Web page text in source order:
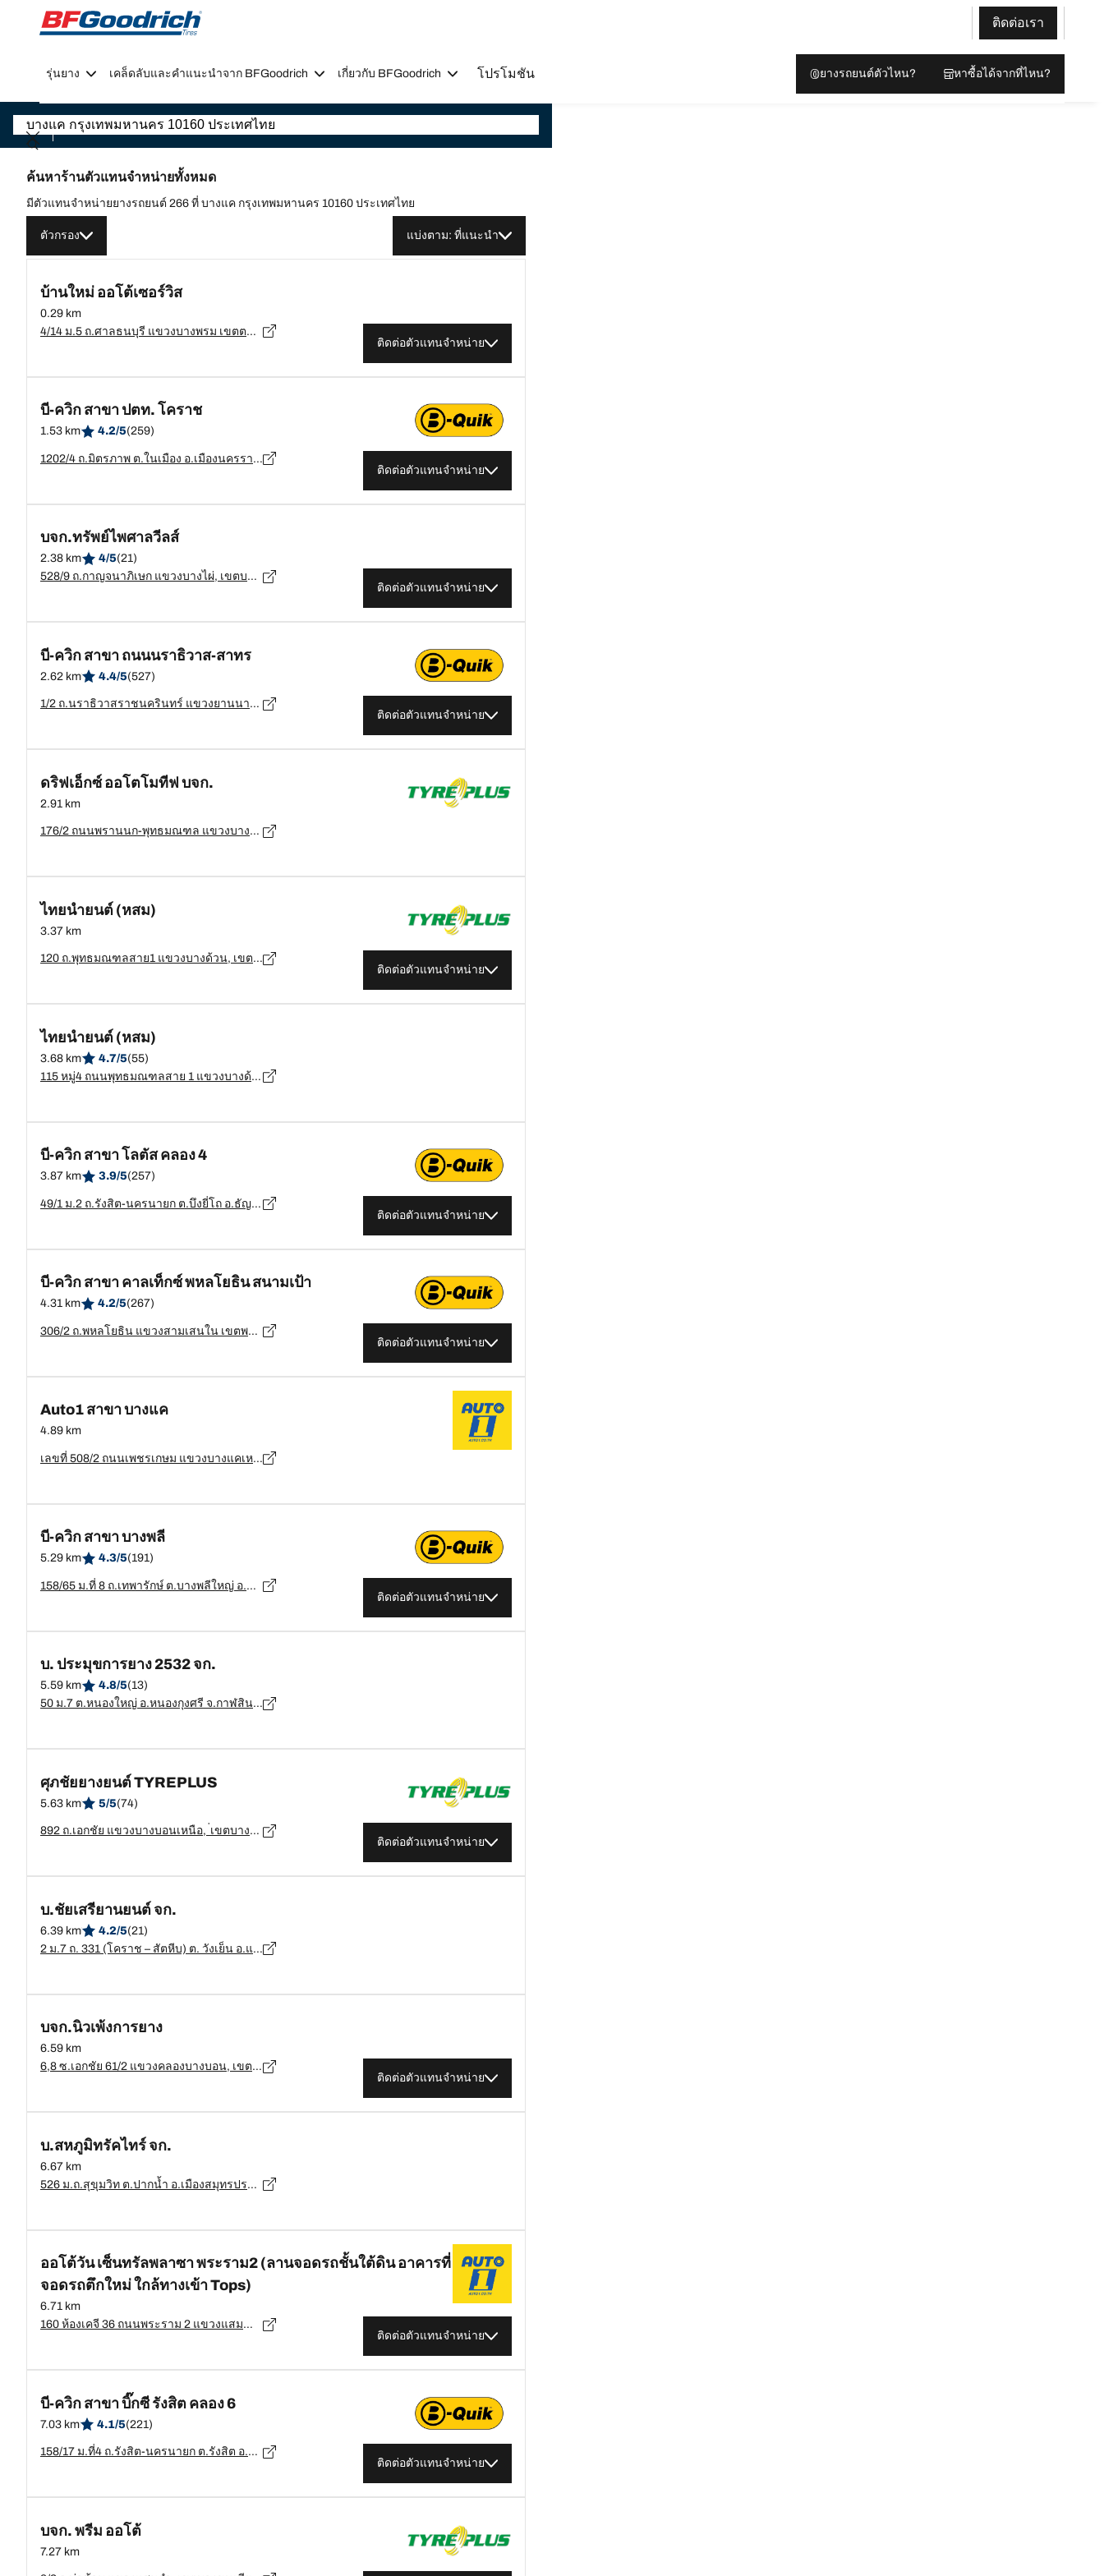
Go to page content
Go to page navigation
ติดต่อเรา
รุ่นยาง เคล็ดลับและคำแนะนำจาก BFGoodrich เกี่ยวกับ BFGoodrich โปรโมชัน ยางรถยนต์ตัวไหน? หาซื้อได้จากที่ไหน?
ค้นหาร้านตัวแทนจำหน่ายทั้งหมด
มีตัวแทนจำหน่ายยางรถยนต์ 266 ที่ บางแค กรุงเทพมหานคร 10160 ประเทศไทย
ตัวกรอง แบ่งตาม: ที่แนะนำ
บ้านใหม่ ออโต้เซอร์วิส
0.29 km
4/14 ม.5 ถ.ศาลธนบุรี แขวงบางพรม เขตตลิ่งชัน กรุงเทพมหานคร, กรุงเทพมหานคร - 10160
ติดต่อตัวแทนจำหน่าย
บี-ควิก สาขา ปตท. โคราช
1.53 km 4.2/5(259)
1202/4 ถ.มิตรภาพ ต.ในเมือง อ.เมืองนครราชสีมา จ.นครราชสีมา, นครราชสีมา - 30000
ติดต่อตัวแทนจำหน่าย
บจก.ทรัพย์ไพศาลวีลส์
2.38 km 4/5(21)
528/9 ถ.กาญจนาภิเษก แขวงบางไผ่, เขตบางแค, กทม. 10160, กรุงเทพมหานคร, เขตบางแค - 10160
ติดต่อตัวแทนจำหน่าย
บี-ควิก สาขา ถนนนราธิวาส-สาทร
2.62 km 4.4/5(527)
1/2 ถ.นราธิวาสราชนครินทร์ แขวงยานนาวา เขตสาทร กรุงเทพมหานคร, กรุงเทพมหานคร - 10120
ติดต่อตัวแทนจำหน่าย
ดริฟเอ็กซ์ ออโตโมทีฟ บจก.
2.91 km
176/2 ถนนพรานนก-พุทธมณฑล แขวงบางพรม, ตลิ่งชัน, กทม. 10170 TH, กรุงเทพมหานคร - 10170
ไทยนำยนต์ (หสม)
3.37 km
120 ถ.พุทธมณฑลสาย1 แขวงบางด้วน, เขตภาษีเจริญ, กทม. 10160, เขตภาษีเจริญ - 10160
ติดต่อตัวแทนจำหน่าย
ไทยนำยนต์ (หสม)
3.68 km 4.7/5(55)
115 หมู่4 ถนนพุทธมณฑลสาย 1 แขวงบางด้วน, กรุงเทพมหานคร, เขตภาษีเจริญ - 10160
บี-ควิก สาขา โลตัส คลอง 4
3.87 km 3.9/5(257)
49/1 ม.2 ถ.รังสิต-นครนายก ต.บึงยี่โถ อ.ธัญบุรี จ.ปทุมธานี, ปทุมธานี - 12130
ติดต่อตัวแทนจำหน่าย
บี-ควิก สาขา คาลเท็กซ์ พหลโยธิน สนามเป้า
4.31 km 4.2/5(267)
306/2 ถ.พหลโยธิน แขวงสามเสนใน เขตพญาไท กรุงเทพมหานคร, กรุงเทพมหานคร - 10400
ติดต่อตัวแทนจำหน่าย
Auto1 สาขา บางแค
4.89 km
เลขที่ 508/2 ถนนเพชรเกษม แขวงบางแคเหนือ เขตบางแค, กรุงเทพมหานคร - 10160
บี-ควิก สาขา บางพลี
5.29 km 4.3/5(191)
158/65 ม.ที่ 8 ถ.เทพารักษ์ ต.บางพลีใหญ่ อ.บางพลี จ.สมุทรปราการ, สมุทรปราการ - 10540
ติดต่อตัวแทนจำหน่าย
บ. ประมุขการยาง 2532 จก.
5.59 km 4.8/5(13)
50 ม.7 ต.หนองใหญ่ อ.หนองกุงศรี จ.กาฬสินธุ์, กาฬสินธุ์ - 46220
ศุภชัยยางยนต์ TYREPLUS
5.63 km 5/5(74)
892 ถ.เอกชัย แขวงบางบอนเหนือ, ่เขตบางบอนเหนือ, กทม. 10150, Bang Bon Nuea, Bang Bon, กรุงเทพมหานคร - 10150
ติดต่อตัวแทนจำหน่าย
บ.ชัยเสรียานยนต์ จก.
6.39 km 4.2/5(21)
2 ม.7 ถ. 331 (โคราช – สัตหีบ) ต. วังเย็น อ.แปลงยาว จ.ฉะเชิงเทรา, ฉะเชิงเทรา - 24190
บจก.นิวเพ้งการยาง
6.59 km
6,8 ซ.เอกชัย 61/2 แขวงคลองบางบอน, เขตบางบอน, กทม. 10150, เขตบางบอน - 10150
ติดต่อตัวแทนจำหน่าย
บ.สหภูมิทรัคไทร์ จก.
6.67 km
526 ม.ถ.สุขุมวิท ต.ปากน้ำ อ.เมืองสมุทรปราการ จ.สมุทรปราการ, สมุทรปราการ - 10270
ออโต้วัน เซ็นทรัลพลาซา พระราม2 (ลานจอดรถชั้นใต้ดิน อาคารที่
จอดรถตึกใหม่ ใกล้ทางเข้า Tops)
6.71 km
160 ห้องเคจี 36 ถนนพระราม 2 แขวงแสมดำ เขตบางขุนเทียน กรุงเทพมหานคร 10150 ชั้นใต้ดิน อาคารจอดรถ Tree Parking บางขุนเทียน 10150, บำงขุนเทียน - 10150
ติดต่อตัวแทนจำหน่าย
บี-ควิก สาขา บิ๊กซี รังสิต คลอง 6
7.03 km 4.1/5(221)
158/17 ม.ที่4 ถ.รังสิต-นครนายก ต.รังสิต อ.ธัญญบุรี จ.ปทุมธานี, ปทุมธานี - 12110
ติดต่อตัวแทนจำหน่าย
บจก. พรีม ออโต้
7.27 km